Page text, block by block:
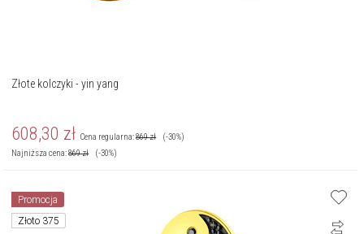
Złote kolczyki - yin yang
608,30 zł Cena regularna:869zł
(-30%)
Najniższa cena:869zł (-30%)
Promocja
Złoto 375